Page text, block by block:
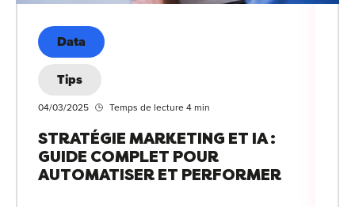
Data
Tips
04/03/2025 Temps de lecture 4 min
STRATÉGIE MARKETING ET IA :
GUIDE COMPLET POUR
AUTOMATISER ET PERFORMER